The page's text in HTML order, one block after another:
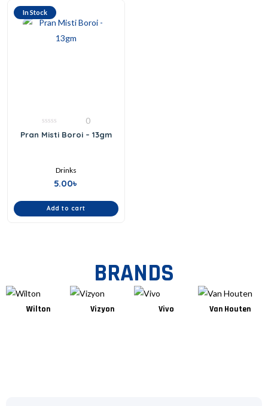
In Stock
0
out
0
Pran Misti Boroi – 13gm
Drinks
5.00৳
Add to cart
BRANDS
Wilton Vizyon Vivo Van Houten